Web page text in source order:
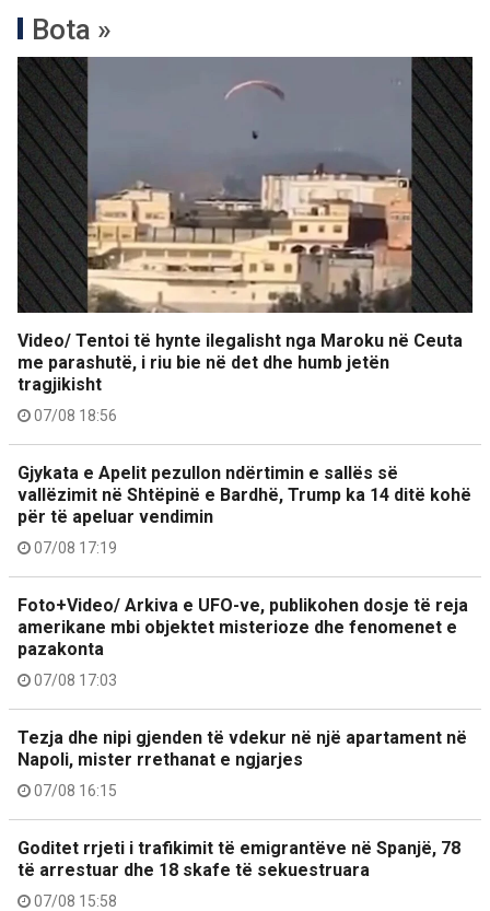
Bota »
Video/ Tentoi të hynte ilegalisht nga Maroku në Ceuta
me parashutë, i riu bie në det dhe humb jetën
tragjikisht
07/08 18:56
Gjykata e Apelit pezullon ndërtimin e sallës së
vallëzimit në Shtëpinë e Bardhë, Trump ka 14 ditë kohë
për të apeluar vendimin
07/08 17:19
Foto+Video/ Arkiva e UFO-ve, publikohen dosje të reja
amerikane mbi objektet misterioze dhe fenomenet e
pazakonta
07/08 17:03
Tezja dhe nipi gjenden të vdekur në një apartament në
Napoli, mister rrethanat e ngjarjes
07/08 16:15
Goditet rrjeti i trafikimit të emigrantëve në Spanjë, 78
të arrestuar dhe 18 skafe të sekuestruara
07/08 15:58